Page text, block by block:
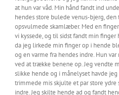
at hun var våd. Min hånd fandt ind
hendes store bulede venus-bjerg,
opsvulmede skamlæber. Med en
vi kyssede, og til sidst fandt min finger
da jeg lirkede min finger op i hende
og en varme fra hendes indre. Hun
ved at trække benene op. Jeg vendte
slikke hende og i månelyset havde
trimmede mis skjulte et par store
indre. Jeg skilte hende ad og fandt